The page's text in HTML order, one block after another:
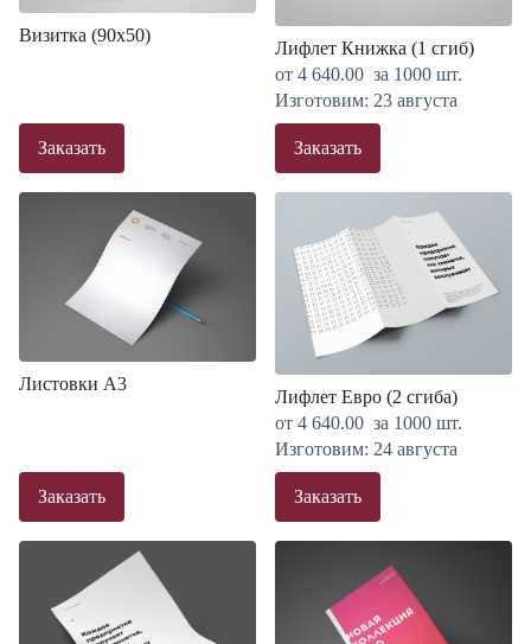
Визитка (90x50)
Заказать
Лифлет Книжка (1 сгиб)
от 4 640.00 за 1000 шт.
Изготовим: 23 августа
Заказать
Листовки A3
Заказать
Лифлет Евро (2 сгиба)
от 4 640.00 за 1000 шт.
Изготовим: 24 августа
Заказать